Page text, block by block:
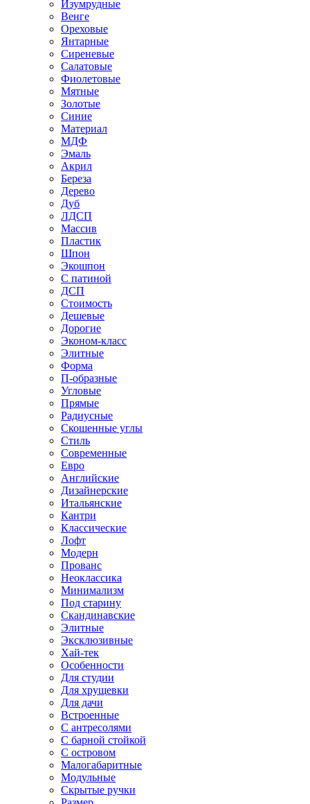
Изумрудные
Венге
Ореховые
Янтарные
Сиреневые
Салатовые
Фиолетовые
Мятные
Золотые
Синие
Материал
МДФ
Эмаль
Акрил
Береза
Дерево
Дуб
ЛДСП
Массив
Пластик
Шпон
Экошпон
С патиной
ДСП
Стоимость
Дешевые
Дорогие
Эконом-класс
Элитные
Форма
П-образные
Угловые
Прямые
Радиусные
Скошенные углы
Стиль
Современные
Евро
Английские
Дизайнерские
Итальянские
Кантри
Классические
Лофт
Модерн
Прованс
Неоклассика
Минимализм
Под старину
Скандинавские
Элитные
Эксклюзивные
Хай-тек
Особенности
Для студии
Для хрущевки
Для дачи
Встроенные
С антресолями
С барной стойкой
С островом
Малогабаритные
Модульные
Скрытые ручки